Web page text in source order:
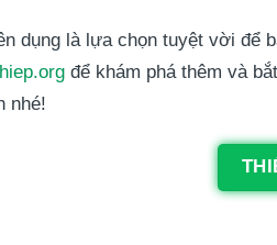
dụng là lựa chọn tuyệt vời để
để khám phá thêm và
nhé!